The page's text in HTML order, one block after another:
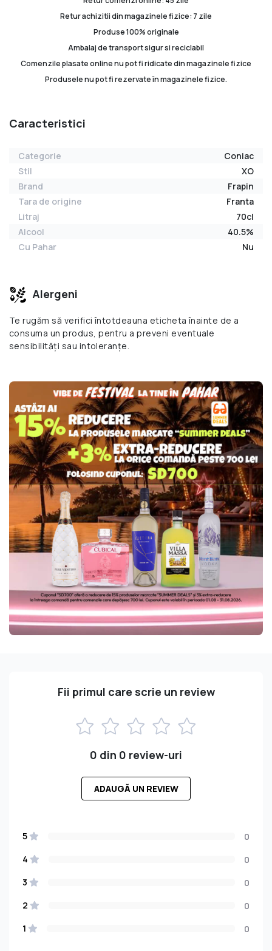
Retur achizitii din magazinele fizice: 7 zile
Produse 100% originale
Ambalaj de transport sigur si reciclabil
Comenzile plasate online nu pot fi ridicate din magazinele fizice
Produsele nu pot fi rezervate în magazinele fizice.
Caracteristici
Categorie
Coniac
Stil
XO
Brand
Frapin
Tara de origine
Franta
Litraj
70cl
Alcool
40.5%
Cu Pahar
Nu
Alergeni
Te rugăm să verifici întotdeauna eticheta înainte de a
consuma un produs, pentru a preveni eventuale
sensibilități sau intoleranțe.
Fii primul care scrie un review
0 din 0 review-uri
ADAUGĂ UN REVIEW
5
0
4
0
3
0
2
0
1
0